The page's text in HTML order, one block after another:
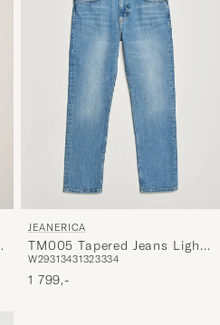
JEANERICA
TM005 Tapered Jeans Light
Vintage 62
W29313431323334
1 799,-